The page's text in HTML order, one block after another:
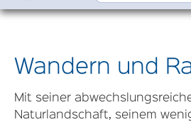
Wandern und
Mit seiner
Naturlandschaft, seinem